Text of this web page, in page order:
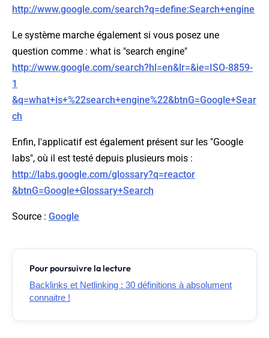
http://www.google.com/search?q=define:Search+engine
Le système marche également si vous posez une
question comme : what is "search engine"
http://www.google.com/search?hl=en&lr=&ie=ISO-8859-
1
&q=what+is+%22search+engine%22&btnG=Google+Sear
ch
Enfin, l'applicatif est également présent sur les "Google
labs", où il est testé depuis plusieurs mois :
http://labs.google.com/glossary?q=reactor
&btnG=Google+Glossary+Search
Source : Google
Pour poursuivre la lecture
Backlinks et Netlinking : 30 définitions à absolument
connaitre !